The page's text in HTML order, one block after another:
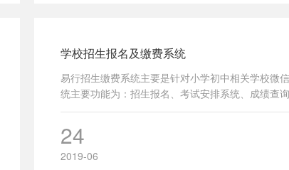
学校招生报名及缴费系统
易行招生缴费系统主要是针对小学初中相关学校微
统主要功能为：招生报名、考试安排系统、成绩查
24
2019-06